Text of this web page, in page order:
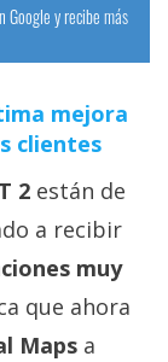
y recibe más
mejora
clientes
2 están de
a recibir
muy
que ahora
Maps a